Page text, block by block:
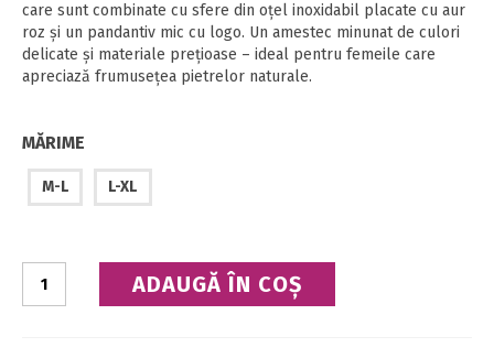
care sunt combinate cu sfere din oțel inoxidabil placate cu aur
roz și un pandantiv mic cu logo. Un amestec minunat de culori
delicate și materiale prețioase – ideal pentru femeile care
apreciază frumusețea pietrelor naturale.
MĂRIME
M-L L-XL
Brăţară
ADAUGĂ ÎN COȘ